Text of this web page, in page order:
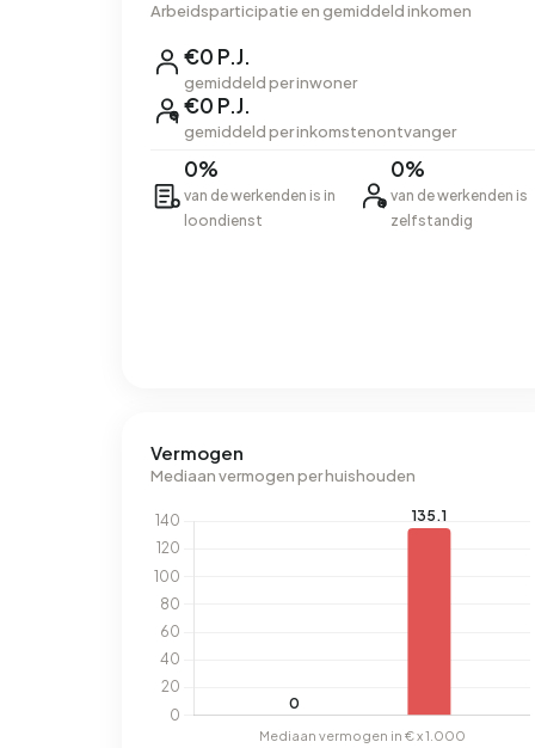
Arbeidsparticipatie en gemiddeld inkomen
€0 P.J.
gemiddeld per inwoner
€0 P.J.
gemiddeld per inkomstenontvanger
0%
van de werkenden is in
loondienst
0%
van de werkenden is
zelfstandig
Vermogen
Mediaan vermogen per huishouden